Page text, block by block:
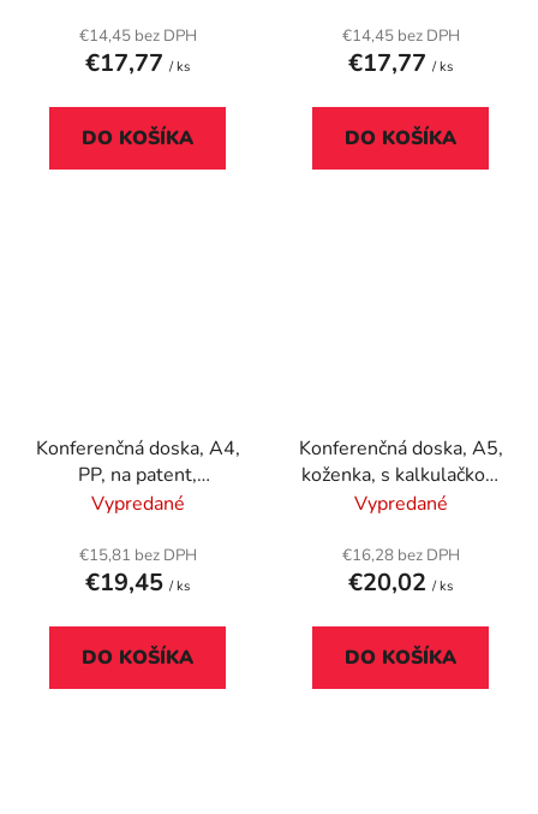
€14,45 bez DPH
€17,77 / ks
DO KOŠÍKA
€14,45 bez DPH
€17,77 / ks
DO KOŠÍKA
Konferenčná doska, A4,
PP, na patent,
EXACOMPTA
Vypredané
€15,81 bez DPH
€19,45 / ks
DO KOŠÍKA
Konferenčná doska, A5,
koženka, s kalkulačkou,
so svorkou, čierne
Vypredané
€16,28 bez DPH
€20,02 / ks
DO KOŠÍKA